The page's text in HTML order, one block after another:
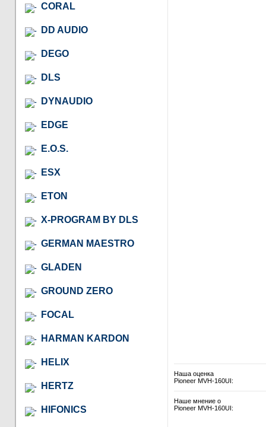
CORAL
DD AUDIO
DEGO
DLS
DYNAUDIO
EDGE
E.O.S.
ESX
ETON
X-PROGRAM BY DLS
GERMAN MAESTRO
GLADEN
GROUND ZERO
FOCAL
HARMAN KARDON
HELIX
HERTZ
HIFONICS
Наша оценка
Pioneer MVH-160UI:
Наше мнение о
Pioneer MVH-160UI: